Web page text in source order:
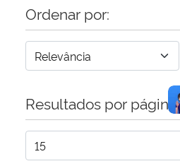
Gabinete de Segurança Institucional
Advocacia-Geral da União
Planalto
Ordenar por:
Resultados por página: